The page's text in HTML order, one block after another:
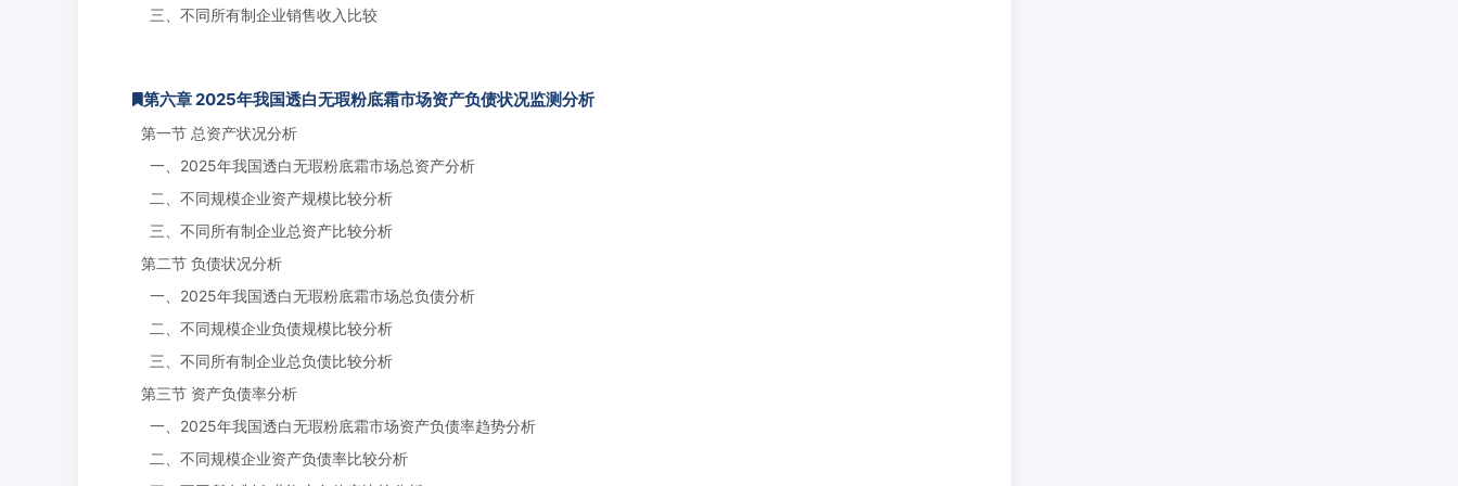
三、不同所有制企业销售收入比较
第六章 2025年我国透白无瑕粉底霜市场资产负债状况监测分析
第一节 总资产状况分析
一、2025年我国透白无瑕粉底霜市场总资产分析
二、不同规模企业资产规模比较分析
三、不同所有制企业总资产比较分析
第二节 负债状况分析
一、2025年我国透白无瑕粉底霜市场总负债分析
二、不同规模企业负债规模比较分析
三、不同所有制企业总负债比较分析
第三节 资产负债率分析
一、2025年我国透白无瑕粉底霜市场资产负债率趋势分析
二、不同规模企业资产负债率比较分析